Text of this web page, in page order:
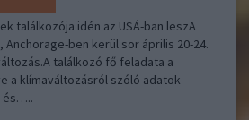
találkozója idén az USÁ-ban leszA
Anchorage-ben kerül sor április 20-24.
találkozó fő feladata a
a klímaváltozásról szóló adatok
és…..